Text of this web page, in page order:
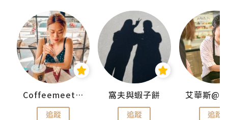
Coffeemeetjojo
追蹤
窩夫與蝦子餅
追蹤 追蹤